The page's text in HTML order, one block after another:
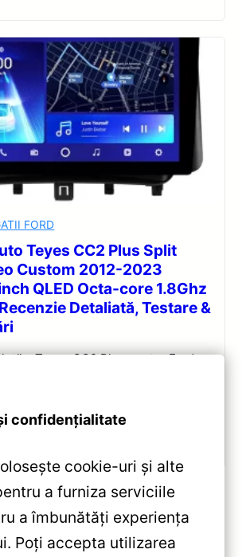
FORD
Teyes CC2 Plus Split
Custom 2012-2023
QLED Octa-core 1.8Ghz
Detaliată, Testare &
a Teyes CC2 Plus pentru Ford
Lux One Honda Accord
confidențialitate
cookie-uri și alte
a furniza serviciile
a îmbunătăți experiența
Poți accepta utilizarea